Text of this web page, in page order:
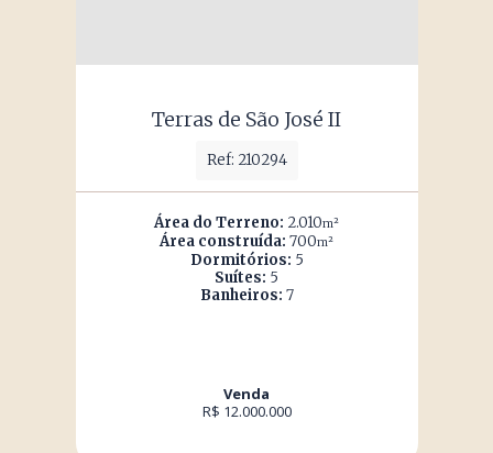
Terras de São José II
Ref: 210294
Área do Terreno: 2.010m²
Área construída: 700m²
Dormitórios: 5
Suítes: 5
Banheiros: 7
Venda
R$ 12.000.000